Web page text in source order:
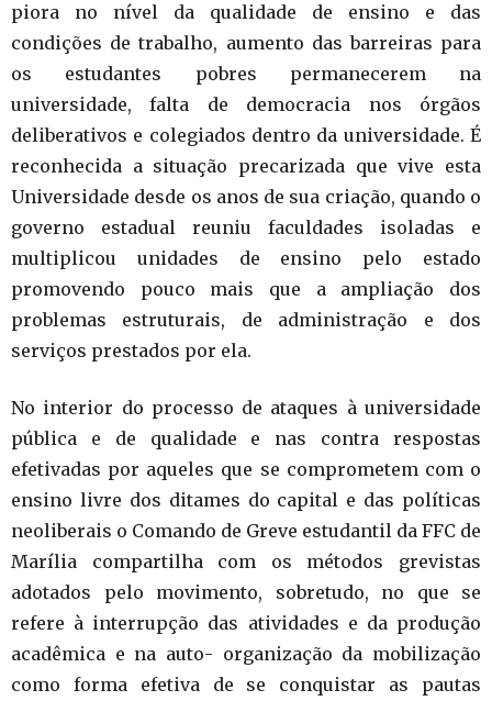
piora no nível da qualidade de ensino e das
condições de trabalho, aumento das barreiras para
os estudantes pobres permanecerem na
universidade, falta de democracia nos órgãos
deliberativos e colegiados dentro da universidade. É
reconhecida a situação precarizada que vive esta
Universidade desde os anos de sua criação, quando o
governo estadual reuniu faculdades isoladas e
multiplicou unidades de ensino pelo estado
promovendo pouco mais que a ampliação dos
problemas estruturais, de administração e dos
serviços prestados por ela.
No interior do processo de ataques à universidade
pública e de qualidade e nas contra respostas
efetivadas por aqueles que se comprometem com o
ensino livre dos ditames do capital e das políticas
neoliberais o Comando de Greve estudantil da FFC de
Marília compartilha com os métodos grevistas
adotados pelo movimento, sobretudo, no que se
refere à interrupção das atividades e da produção
acadêmica e na auto- organização da mobilização
como forma efetiva de se conquistar as pautas